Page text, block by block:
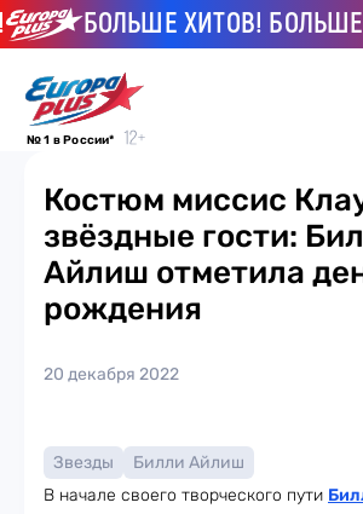
БОЛЬШЕ ХИТОВ! БОЛЬШЕ
№ 1 в России*
Костюм миссис
звёздные гости:
Айлиш отметила
рождения
20 декабря 2022
Звезды
Билли Айлиш
В начале своего творческого пути